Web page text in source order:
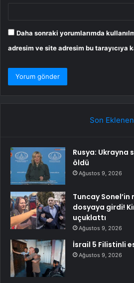
Daha sonraki yorumlarımda
adresim ve site adresim bu tarayıcıya
Son Eklenen
Rusya: Ukrayna
öldü
Ağustos 9, 2026
Tuncay Sonel’in
dosyaya girdi!
uçuklattı
Ağustos 9, 2026
İsrail 5 Filistinli
Ağustos 9, 2026